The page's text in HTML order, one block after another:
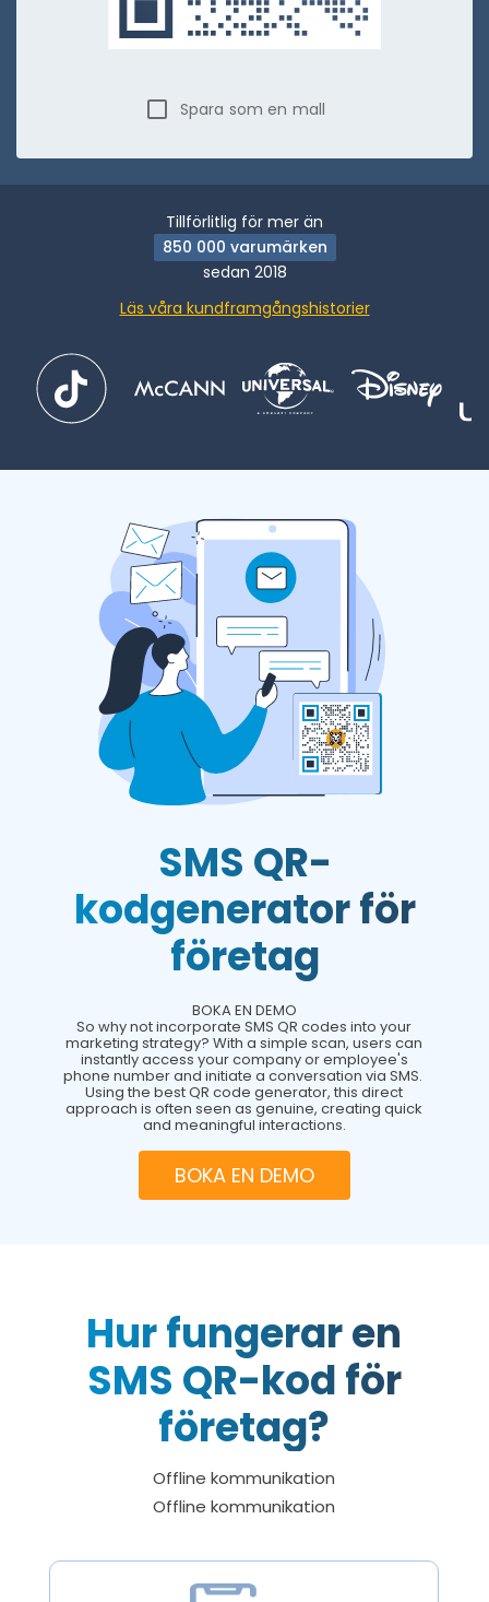
Spara som en mall
Tillförlitlig för mer än
850 000 varumärken
sedan 2018
Läs våra kundframgångshistorier
SMS QR-
kodgenerator för
företag
BOKA EN DEMO
So why not incorporate SMS QR codes into your
marketing strategy? With a simple scan, users can
instantly access your company or employee's
phone number and initiate a conversation via SMS.
Using the best QR code generator, this direct
approach is often seen as genuine, creating quick
and meaningful interactions.
BOKA EN DEMO
Hur fungerar en
SMS QR-kod för
företag?
Offline kommunikation
Offline kommunikation